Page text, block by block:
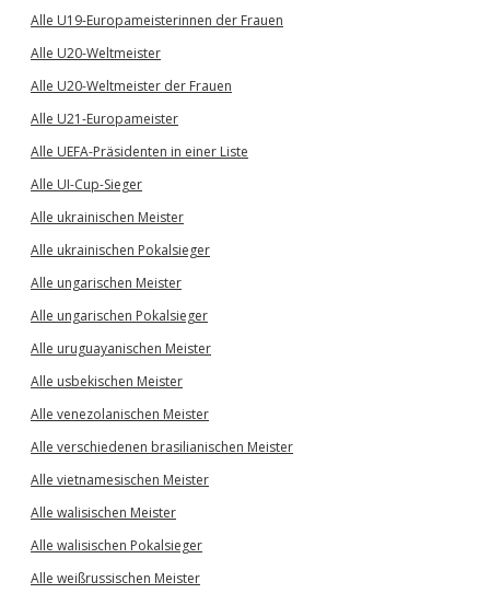
Alle U19-Europameisterinnen der Frauen
Alle U20-Weltmeister
Alle U20-Weltmeister der Frauen
Alle U21-Europameister
Alle UEFA-Präsidenten in einer Liste
Alle UI-Cup-Sieger
Alle ukrainischen Meister
Alle ukrainischen Pokalsieger
Alle ungarischen Meister
Alle ungarischen Pokalsieger
Alle uruguayanischen Meister
Alle usbekischen Meister
Alle venezolanischen Meister
Alle verschiedenen brasilianischen Meister
Alle vietnamesischen Meister
Alle walisischen Meister
Alle walisischen Pokalsieger
Alle weißrussischen Meister